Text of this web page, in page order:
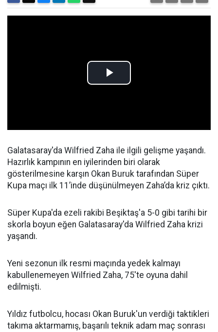
Galatasaray'da Wilfried Zaha ile ilgili gelişme yaşandı.
Hazırlık kampının en iyilerinden biri olarak
gösterilmesine karşın Okan Buruk tarafından Süper
Kupa maçı ilk 11’inde düşünülmeyen Zaha’da kriz çıktı.
Süper Kupa'da ezeli rakibi Beşiktaş'a 5-0 gibi tarihi bir
skorla boyun eğen Galatasaray'da Wilfried Zaha krizi
yaşandı.
Yeni sezonun ilk resmi maçında yedek kalmayı
kabullenemeyen Wilfried Zaha, 75'te oyuna dahil
edilmişti.
Yıldız futbolcu, hocası Okan Buruk'un verdiği taktikleri
takıma aktarmamış, başarılı teknik adam maç sonrası